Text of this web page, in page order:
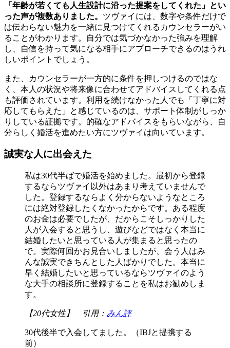
「年齢が若くても人生設計に沿った提案をしてくれた」とい
った声が複数ありました。 ツヴァイには、数字や条件だけで
は伝わらない魅力を一緒に見つけてくれるカウンセラーがい
ることがわかります。自分では気づかなかった強みを理解
し、自信を持って気になる相手にアプローチできるのはうれ
しいポイントでしょう。
また、カウンセラーが一方的に条件を押しつけるのではな
く、本人の状況や将来像に合わせてアドバイスしてくれる点
も評価されています。利用を続けなかった人でも「丁寧に対
応してもらえた」と感じているのは、サポート体制がしっか
りしている証拠です。的確なアドバイスをもらいながら、自
分らしく婚活を進めたい方にツヴァイは向いています。
誠実な人に出会えた
私は30代半ばで婚活を始めました。最初から登録
するならツヴァイ以外はあまり考えていませんで
した。登録するならよく分からないようなところ
には絶対登録したくなかったからです。ある程度
のお金は必要でしたが、だからこそしっかりした
人が入会すると思うし、遊びなどではなく本当に
結婚したいと思っている人が集まると思ったの
で。実際何回かお見合いしましたが、会う人はみ
んな誠実できちんとした人ばかりでした。本当に
早く結婚したいと思っているならツヴァイのよう
な大手の相談所に登録することを私はお勧めしま
す。
【20代女性】 引用： みん評
30代後半で入会してました。（IBJと提携する
前）